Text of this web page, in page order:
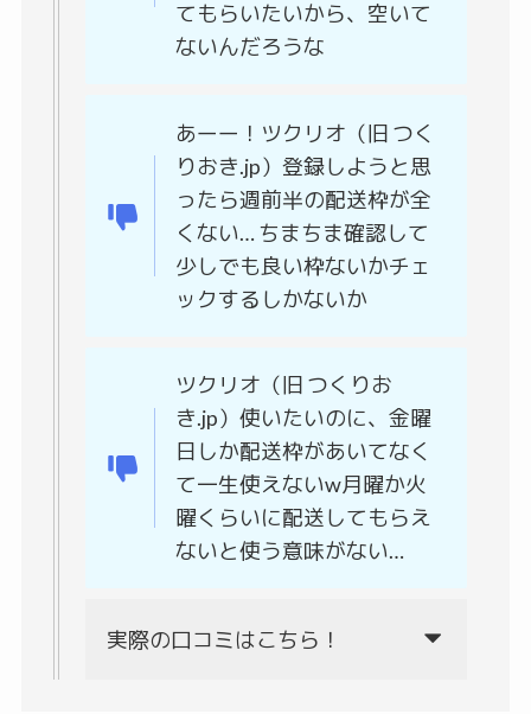
てもらいたいから、空いて
ないんだろうな
あーー！ツクリオ（旧 つく
りおき.jp）登録しようと思
ったら週前半の配送枠が全
くない… ちまちま確認して
少しでも良い枠ないかチェ
ックするしかないか
ツクリオ（旧 つくりお
き.jp）使いたいのに、金曜
日しか配送枠があいてなく
て一生使えないw月曜か火
曜くらいに配送してもらえ
ないと使う意味がない…
実際の口コミはこちら！